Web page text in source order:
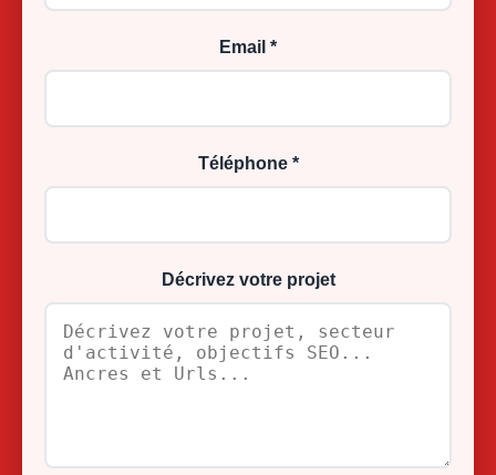
Email *
Téléphone *
Décrivez votre projet